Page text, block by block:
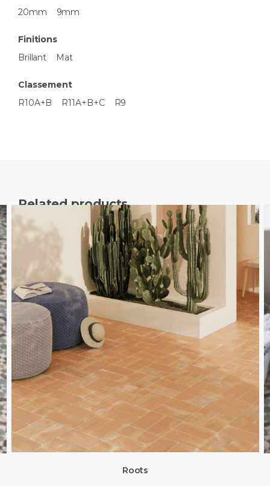
20mm
9mm
Finitions
Brillant
Mat
Classement
R10A+B
R11A+B+C R9
Related products
Roots